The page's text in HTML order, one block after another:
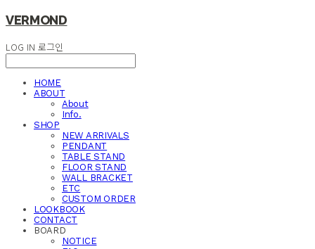
VERMOND
LOG IN 로그인
HOME
ABOUT
About
Info.
SHOP
NEW ARRIVALS
PENDANT
TABLE STAND
FLOOR STAND
WALL BRACKET
ETC
CUSTOM ORDER
LOOKBOOK
CONTACT
BOARD
NOTICE